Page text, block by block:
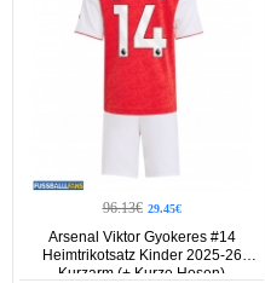
96.13€ 29.45€
Arsenal Viktor Gyokeres #14
Heimtrikotsatz Kinder 2025-26
Kurzarm (+ Kurze Hosen)